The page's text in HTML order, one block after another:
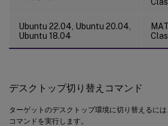
Ubuntu 22.04, Ubuntu 20.04,
Ubuntu 18.04
デスクトップ切り替えコマンド
ターゲットのデスクトップ環境に切り替えるに
コマンドを実行します。